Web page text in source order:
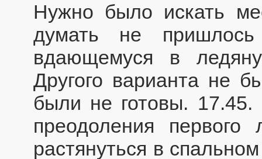
Нужно было искать
думать не
вдающемуся в
Другого варианта не
были не готовы.
преодоления первого
растянуться в